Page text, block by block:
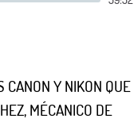
CANON Y NIKON QUE
MÉCANICO DE